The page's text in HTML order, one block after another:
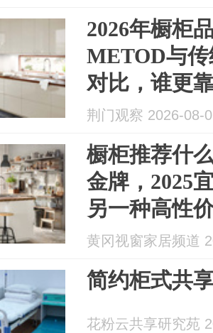
2026年橱柜
METOD与
对比，谁更
荆门观察 2026-08-
橱柜推荐什
金牌，2025
另一种高性
黄冈视窗家居频道
简约柜式共
花粉云共享研究苑